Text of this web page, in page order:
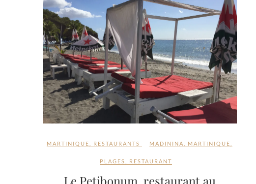
MARTINIQUE RESTAURANTS MADININA MARTINIQUE
PLAGES RESTAURANT
Le Petibonum, restaurant au